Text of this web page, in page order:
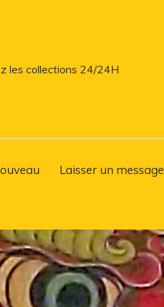
les collections 24/24H
Laisser un message